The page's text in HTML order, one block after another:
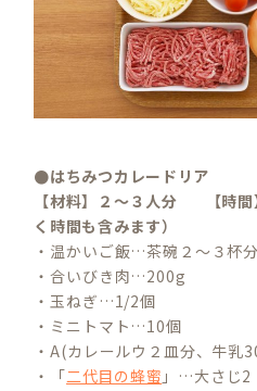
●はちみつカレードリア
【材料】２～３人分 【時間
く時間も含みます）
・温かいご飯…茶碗２～３杯分
・合いびき肉…200g
・玉ねぎ…1/2個
・ミニトマト…10個
・A(カレールウ２皿分、牛乳
・「二代目の蜂蜜 」…大さじ2